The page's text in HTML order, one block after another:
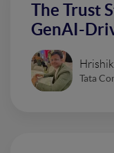
The Trust
GenAI-
Tata